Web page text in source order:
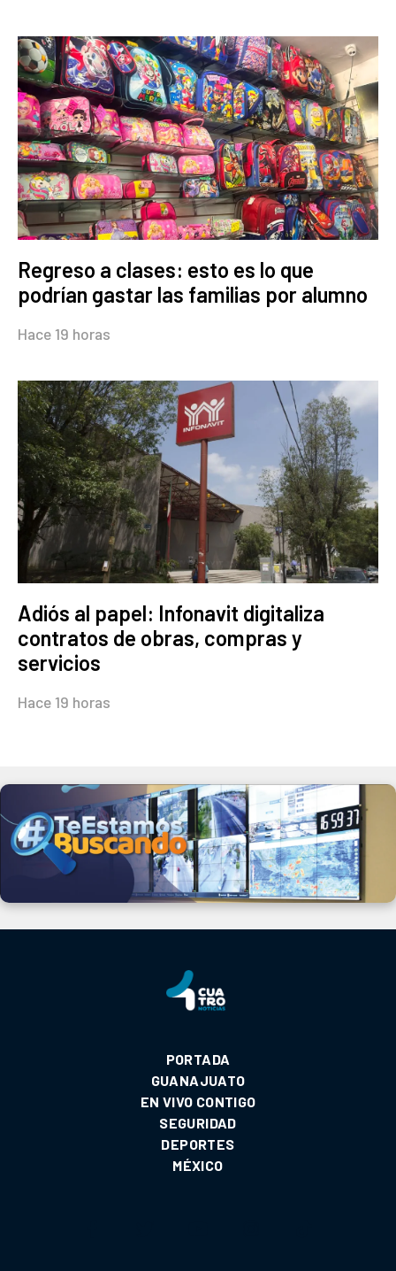
Regreso a clases: esto es lo que
podrían gastar las familias por alumno
Hace 19 horas
Adiós al papel: Infonavit digitaliza
contratos de obras, compras y
servicios
Hace 19 horas
PORTADA
GUANAJUATO
EN VIVO CONTIGO
SEGURIDAD
DEPORTES
MÉXICO